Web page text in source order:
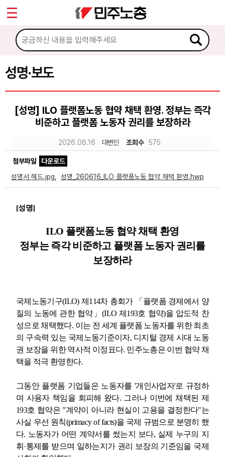
성명·보도
[성명] ILO 플랫폼노동 협약 채택 환영. 정부는 즉각
비준하고 플랫폼 노동자 권리를 보장하라
2026.06.16 대변인 조회수 575
첨부파일
다운로드
성명서 헤드.jpg
성명_260616_ILO 플랫폼노동 협약 채택 환영.hwp
[성명]
ILO 플랫폼노동 협약 채택 환영
정부는 즉각 비준하고 플랫폼 노동자 권리를
보장하라
국제노동기구(ILO) 제 114차 총회가 「 플랫폼 경제에서 양
질의 노동에 관한 협약」 (ILO제 193호 협약)을 압도적 찬
성으로 채택했다. 이는 전 세계 플랫폼 노동자를 위한 최초
의 구속력 있는 국제노동기준이자, 디지털 경제 시대 노동
권 보장을 위한 역사적 이정표다. 민주노총은 이번 협약 채
택을 적극 환영한다.
그동안 플랫폼 기업들은 노동자를 '개인사업자'로 규정하
며 사용자 책임을 회피해 왔다. 그러나 이번에 채택된 제
193호 협약은 "계약이 아니라 현실이 고용을 결정한다"는
사실 우선 원칙(primacy of facts)을 국제 규범으로 분명히 했
다. 노동자가 어떤 계약서를 썼는지 보다, 실제 누구의 지
휘 ·통제를 받으며 일하는지가 권리 보장의 기준임을 국제
마이페이지
소개
소식
공지사항
성명·보도
노동상담
자료
업무
Sketchbook5, 스케치북5
Sketchbook5, 스케치북5